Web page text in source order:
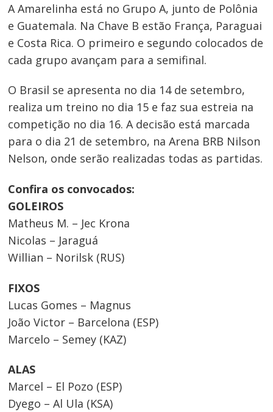
A Amarelinha está no Grupo A, junto de Polônia
e Guatemala. Na Chave B estão França, Paraguai
e Costa Rica. O primeiro e segundo colocados de
cada grupo avançam para a semifinal.
O Brasil se apresenta no dia 14 de setembro,
realiza um treino no dia 15 e faz sua estreia na
competição no dia 16. A decisão está marcada
para o dia 21 de setembro, na Arena BRB Nilson
Nelson, onde serão realizadas todas as partidas.
Confira os convocados:
GOLEIROS
Matheus M. – Jec Krona
Nicolas – Jaraguá
Willian – Norilsk (RUS)
FIXOS
Lucas Gomes – Magnus
João Victor – Barcelona (ESP)
Marcelo – Semey (KAZ)
ALAS
Marcel – El Pozo (ESP)
Dyego – Al Ula (KSA)
Navegação
de
Post